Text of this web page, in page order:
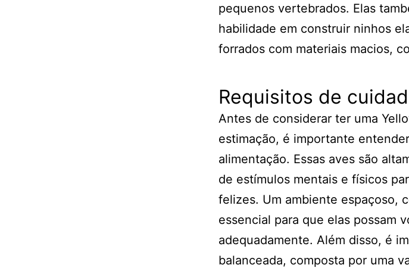
pequenos vertebrados. Elas
habilidade em construir ninhos
forrados com materiais macios,
Requisitos de
Antes de considerar ter uma
estimação, é importante
alimentação. Essas aves são
de estímulos mentais e físicos
felizes. Um ambiente espaçoso,
essencial para que elas possam
adequadamente. Além disso, é
balanceada, composta por uma